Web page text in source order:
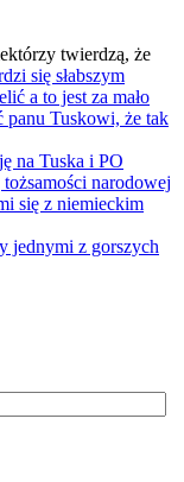
twierdzą, że
się słabszym
a to jest za mało
panu Tuskowi, że tak
na Tuska i PO
narodowej
się z niemieckim
jednymi z gorszych